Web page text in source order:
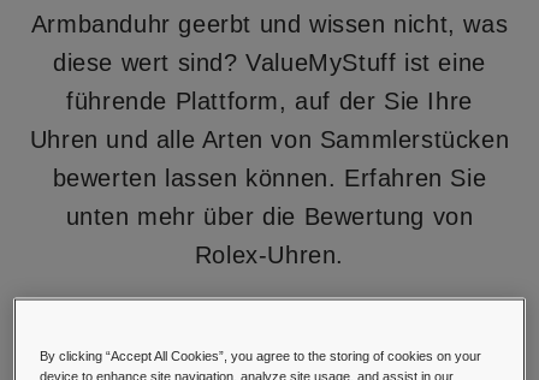
Armbanduhr geerbt und wissen nicht, was
diese wert sind? ValueMyStuff ist eine
führende Plattform, auf der Sie Ihre
Uhren und alle Arten von Sammlerstücken
bewerten lassen können. Erfahren Sie
unten mehr über die Bewertung von
Rolex-Uhren.
By clicking “Accept All Cookies”, you agree to the storing of cookies on your
device to enhance site navigation, analyze site usage, and assist in our